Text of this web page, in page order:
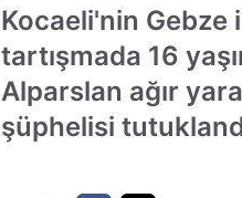
Kocaeli'nin Gebze
tartışmada 16
Alparslan ağır
şüphelisi